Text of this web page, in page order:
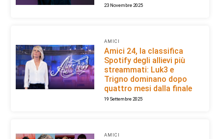
23 Novembre 2025
AMICI
Amici 24, la classifica
Spotify degli allievi più
streammati: Luk3 e
Trigno dominano dopo
quattro mesi dalla finale
19 Settembre 2025
AMICI